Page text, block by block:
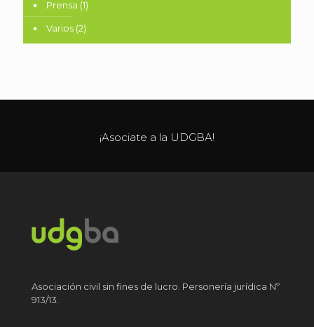
Prensa (1)
Varios (2)
¡Asociate a la UDGBA!
Asociación civil sin fines de lucro. Personería jurídica Nº
913/13.